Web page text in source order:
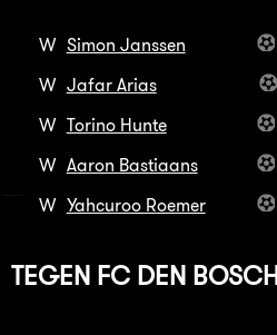
W Simon Janssen
W Jafar Arias
W Torino Hunte
W Aaron Bastiaans
W Yahcuroo Roemer
TEGEN FC DEN